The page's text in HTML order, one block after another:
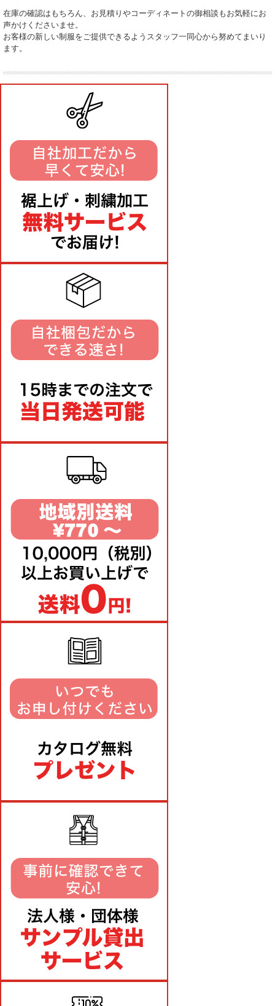
在庫の確認はもちろん、お見積りやコーディネートの御相談もお気軽にお
声かけくださいませ。
お客様の新しい制服をご提供できるようスタッフ一同心から努めてまいり
ます。